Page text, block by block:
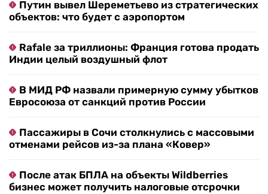
Путин вывел Шереметьево из стратегических
объектов: что будет с аэропортом
Rafale за триллионы: Франция готова продать
Индии целый воздушный флот
В МИД РФ назвали примерную сумму убытков
Евросоюза от санкций против России
Пассажиры в Сочи столкнулись с массовыми
отменами рейсов из-за плана «Ковер»
После атак БПЛА на объекты Wildberries
бизнес может получить налоговые отсрочки